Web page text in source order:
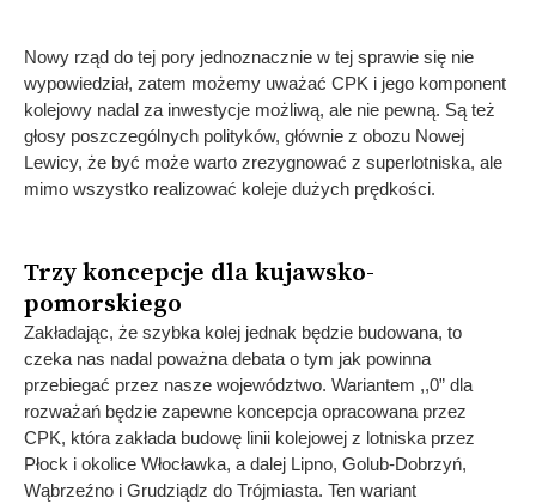
Nowy rząd do tej pory jednoznacznie w tej sprawie się nie
wypowiedział, zatem możemy uważać CPK i jego komponent
kolejowy nadal za inwestycje możliwą, ale nie pewną. Są też
głosy poszczególnych polityków, głównie z obozu Nowej
Lewicy, że być może warto zrezygnować z superlotniska, ale
mimo wszystko realizować koleje dużych prędkości.
Trzy koncepcje dla kujawsko-
pomorskiego
Zakładając, że szybka kolej jednak będzie budowana, to
czeka nas nadal poważna debata o tym jak powinna
przebiegać przez nasze województwo. Wariantem ,,0” dla
rozważań będzie zapewne koncepcja opracowana przez
CPK, która zakłada budowę linii kolejowej z lotniska przez
Płock i okolice Włocławka, a dalej Lipno, Golub-Dobrzyń,
Wąbrzeźno i Grudziądz do Trójmiasta. Ten wariant